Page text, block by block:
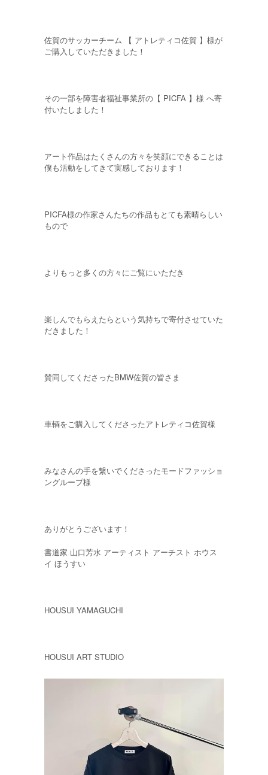
佐賀のサッカーチーム 【 アトレティコ佐賀 】様が
ご購入していただきました！
その一部を障害者福祉事業所の【 PICFA 】様 へ寄
付いたしました！
アート作品はたくさんの方々を笑顔にできることは
僕も活動をしてきて実感しております！
PICFA様の作家さんたちの作品もとても素晴らしい
もので
よりもっと多くの方々にご覧にいただき
楽しんでもらえたらという気持ちで寄付させていた
だきました！
賛同してくださったBMW佐賀の皆さま
車輌をご購入してくださったアトレティコ佐賀様
みなさんの手を繋いでくださったモードファッショ
ングループ様
ありがとうございます！
書道家 山口芳水 アーティスト アーチスト ホウス
イ ほうすい
HOUSUI YAMAGUCHI
HOUSUI ART STUDIO